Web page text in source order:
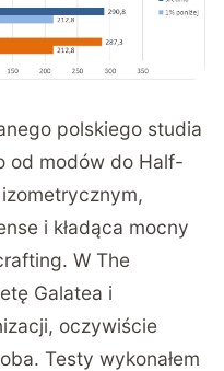
polskiego studia
od modów do Half-
i kładąca mocny
W The
Galatea i
oczywiście
Testy wykonałem